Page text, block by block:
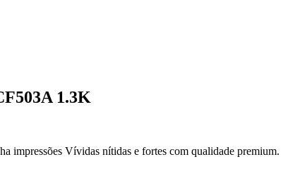
1.3K
impressões Vívidas nítidas e fortes com qualidade premium.